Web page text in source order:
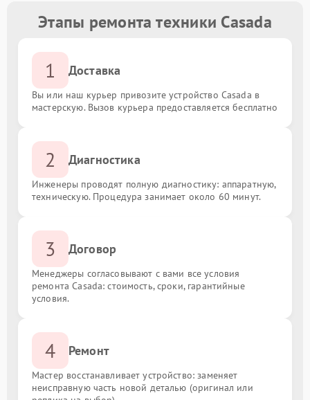
Этапы ремонта техники Casada
1 Доставка
Вы или наш курьер привозите устройство Casada в
мастерскую. Вызов курьера предоставляется бесплатно
2 Диагностика
Инженеры проводят полную диагностику: аппаратную,
техническую. Процедура занимает около 60 минут.
3 Договор
Менеджеры согласовывают с вами все условия
ремонта Casada: стоимость, сроки, гарантийные
условия.
4 Ремонт
Мастер восстанавливает устройство: заменяет
неисправную часть новой деталью (оригинал или